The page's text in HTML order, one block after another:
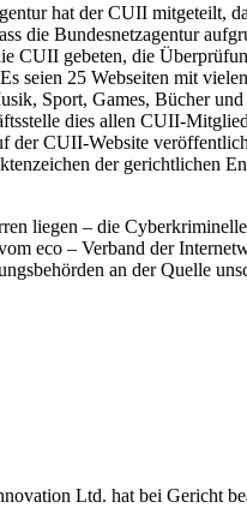
hat der CUII mitgeteilt,
die Bundesnetzagentur
CUII gebeten, die
25 Webseiten mit
Sport, Games, Bücher
dies allen CUII-
der CUII-Website
der gerichtlichen
liegen – die
eco – Verband der
an der Quelle
Ltd. hat bei Gericht